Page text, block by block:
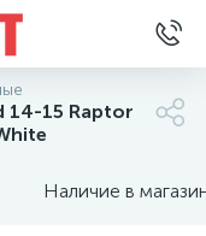
14-15 Raptor
Наличие в